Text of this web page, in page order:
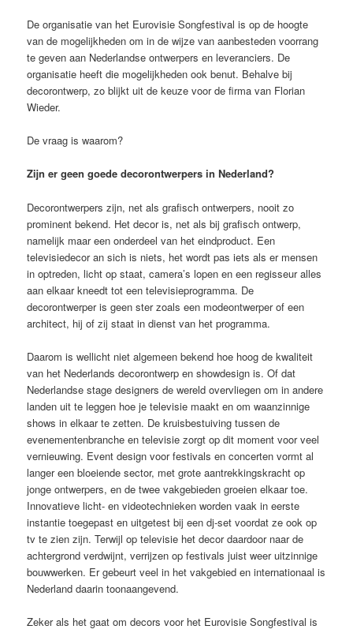
De organisatie van het Eurovisie Songfestival is op de hoogte
van de mogelijkheden om in de wijze van aanbesteden voorrang
te geven aan Nederlandse ontwerpers en leveranciers. De
organisatie heeft die mogelijkheden ook benut. Behalve bij
decorontwerp, zo blijkt uit de keuze voor de firma van Florian
Wieder.
De vraag is waarom?
Zijn er geen goede decorontwerpers in Nederland?
Decorontwerpers zijn, net als grafisch ontwerpers, nooit zo
prominent bekend. Het decor is, net als bij grafisch ontwerp,
namelijk maar een onderdeel van het eindproduct. Een
televisiedecor an sich is niets, het wordt pas iets als er mensen
in optreden, licht op staat, camera’s lopen en een regisseur alles
aan elkaar kneedt tot een televisieprogramma. De
decorontwerper is geen ster zoals een modeontwerper of een
architect, hij of zij staat in dienst van het programma.
Daarom is wellicht niet algemeen bekend hoe hoog de kwaliteit
van het Nederlands decorontwerp en showdesign is. Of dat
Nederlandse stage designers de wereld overvliegen om in andere
landen uit te leggen hoe je televisie maakt en om waanzinnige
shows in elkaar te zetten. De kruisbestuiving tussen de
evenementenbranche en televisie zorgt op dit moment voor veel
vernieuwing. Event design voor festivals en concerten vormt al
langer een bloeiende sector, met grote aantrekkingskracht op
jonge ontwerpers, en de twee vakgebieden groeien elkaar toe.
Innovatieve licht- en videotechnieken worden vaak in eerste
instantie toegepast en uitgetest bij een dj-set voordat ze ook op
tv te zien zijn. Terwijl op televisie het decor daardoor naar de
achtergrond verdwijnt, verrijzen op festivals juist weer uitzinnige
bouwwerken. Er gebeurt veel in het vakgebied en internationaal is
Nederland daarin toonaangevend.
Zeker als het gaat om decors voor het Eurovisie Songfestival is